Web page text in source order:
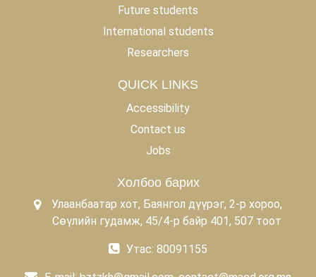
Future students
International students
Researchers
QUICK LINKS
Accessibility
Contact us
Jobs
Холбоо барих
Улаанбаатар хот, Баянгол дүүрэг, 2-р хороо,
Сөүлийн гудамж, 45/4-р байр 401, 507 тоот
Утас: 80091155